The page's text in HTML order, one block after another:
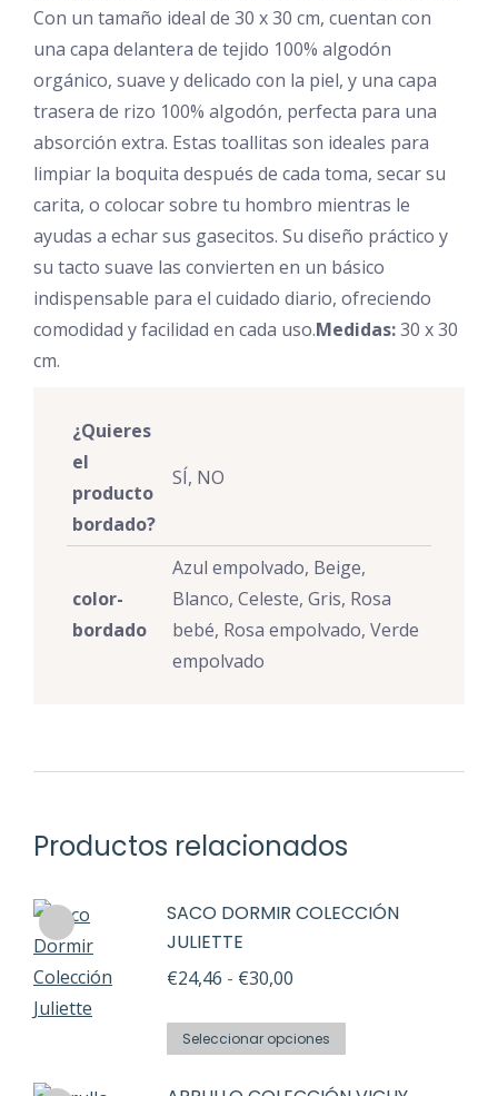
Con un tamaño ideal de 30 x 30 cm, cuentan con
una capa delantera de tejido 100% algodón
orgánico, suave y delicado con la piel, y una capa
trasera de rizo 100% algodón, perfecta para una
absorción extra. Estas toallitas son ideales para
limpiar la boquita después de cada toma, secar su
carita, o colocar sobre tu hombro mientras le
ayudas a echar sus gasecitos. Su diseño práctico y
su tacto suave las convierten en un básico
indispensable para el cuidado diario, ofreciendo
comodidad y facilidad en cada uso.Medidas:30 x 30
cm.
¿Quieres
el
producto
bordado?
SÍ, NO
color-
bordado
Azul empolvado, Beige,
Blanco, Celeste, Gris, Rosa
bebé, Rosa empolvado, Verde
empolvado
Productos relacionados
SACO DORMIR COLECCIÓN
JULIETTE
€24,46 - €30,00
precios:
Seleccionar opciones